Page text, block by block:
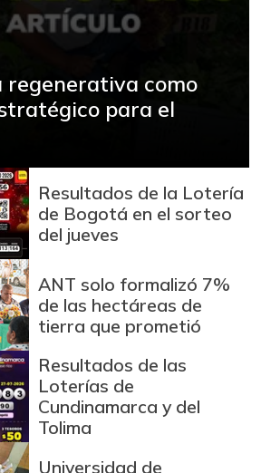
como
para el
Resultados de la Lotería
de Bogotá en el sorteo
del jueves
ANT solo formalizó 7%
de las hectáreas de
tierra que prometió
Resultados de las
Loterías de
Cundinamarca y del
Tolima
Universidad de